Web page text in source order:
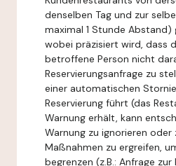
denselben Tag und zur
maximal 1 Stunde
wobei präzisiert wird, dass
betroffene Person nicht
Reservierungsanfrage zu
einer automatischen
Reservierung führt (das
Warnung erhält, kann
Warnung zu ignorieren oder
Maßnahmen zu ergreifen,
begrenzen (z.B.: Anfrage